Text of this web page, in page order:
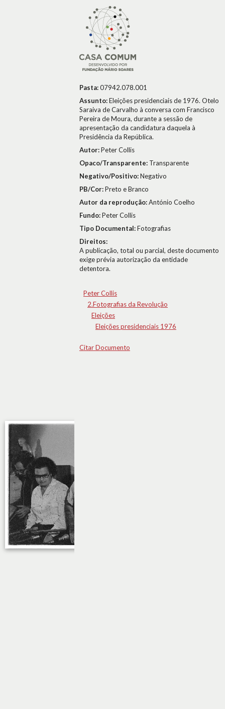
Pasta:07942.078.001
Assunto:Eleições presidenciais de 1976. Otelo
Saraiva de Carvalho à conversa com Francisco
Pereira de Moura, durante a sessão de
apresentação da candidatura daquela à
Presidência da República.
Autor:Peter Collis
Opaco/Transparente: Transparente
Negativo/Positivo:Negativo
PB/Cor:Preto e Branco
Autor da reprodução:António Coelho
Fundo:Peter Collis
Tipo Documental:Fotografias
Direitos:
A publicação, total ou parcial, deste documento
exige prévia autorização da entidade
detentora.
Peter Collis
2.Fotografias da Revolução
Eleições
Eleições presidenciais 1976
Citar Documento